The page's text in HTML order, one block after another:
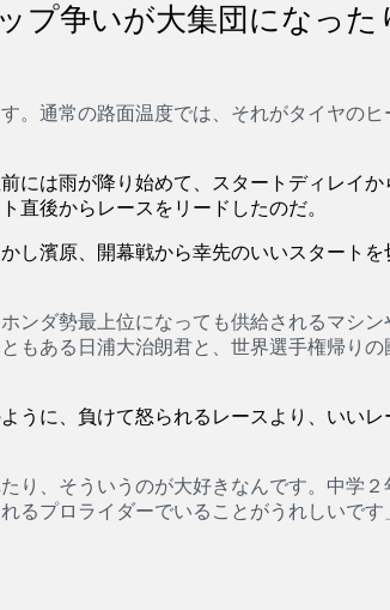
プ争いが大集団になっ
。通常の路面温度では、それがタイヤの
は雨が降り始めて、スタートディレイ
直後からレースをリードしたのだ。
濱原、開幕戦から幸先のいいスタート
ンダ勢最上位になっても供給されるマシ
ある日浦大治朗君と、世界選手権帰り
に、負けて怒られるレースより、いい
、そういうのが大好きなんです。中学
るプロライダーでいることがうれしいです